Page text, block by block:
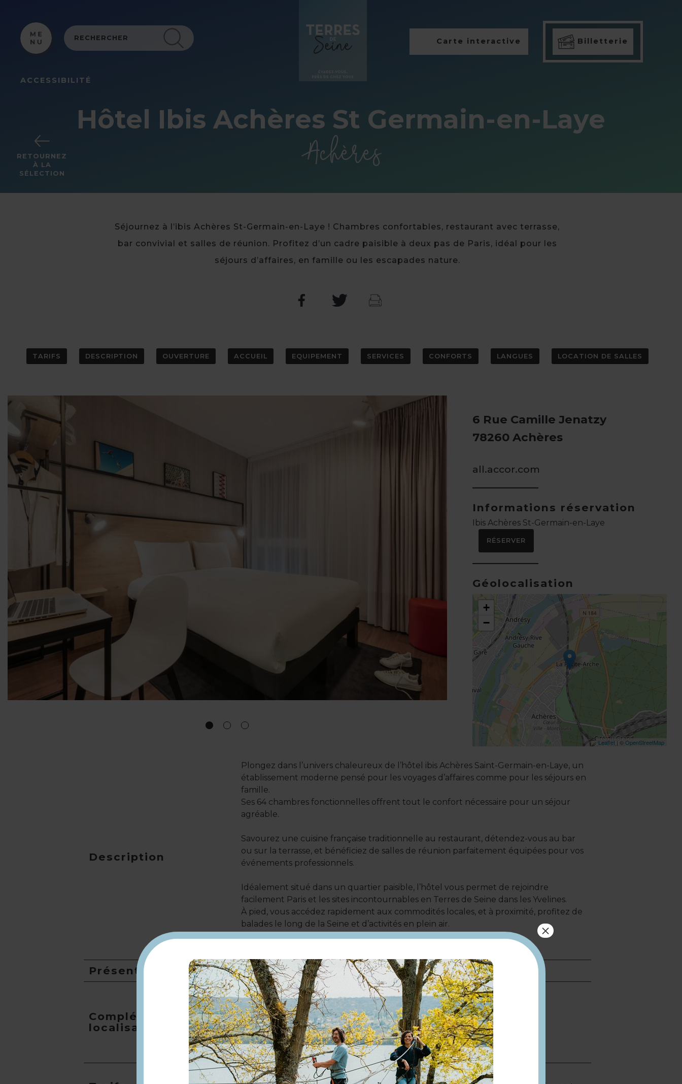
ACCESSIBILITÉ
Carte interactive Billetterie
RETOURNEZ
À LA
SÉLECTION
Hôtel Ibis Achères St Germain-en-Laye
Achères
Séjournez à l’ibis Achères St-Germain-en-Laye ! Chambres confortables, restaurant avec terrasse,
bar convivial et salles de réunion. Profitez d’un cadre paisible à deux pas de Paris, idéal pour les
séjours d’affaires, en famille ou les escapades nature.
TARIFS DESCRIPTION OUVERTURE ACCUEIL EQUIPEMENT SERVICES CONFORTS LANGUES LOCATION DE SALLES
6 Rue Camille Jenatzy
78260 Achères
all.accor.com
Informations réservation
Ibis Achères St-Germain-en-Laye
RÉSERVER
Géolocalisation
+
−
Leaflet | ©OpenStreetMap
Description
Plongez dans l’univers chaleureux de l’hôtel ibis Achères Saint-Germain-en-Laye, un
établissement moderne pensé pour les voyages d’affaires comme pour les séjours en
famille.
Ses 64 chambres fonctionnelles offrent tout le confort nécessaire pour un séjour
agréable.
Savourez une cuisine française traditionnelle au restaurant, détendez-vous au bar
ou sur la terrasse, et bénéficiez de salles de réunion parfaitement équipées pour vos
événements professionnels.
Idéalement situé dans un quartier paisible, l’hôtel vous permet de rejoindre
facilement Paris et les sites incontournables en Terres de Seine dans les Yvelines.
À pied, vous accédez rapidement aux commodités locales, et à proximité, profitez de
balades le long de la Seine et d’activités en plein air.
Un lieu parfait pour se détendre, travailler et explorer en toute sérénité.
Présentation
Compléments
localisation
Situé à 600 m de la gare SNCF d'Achères Ville
Centre ville
En ville
Moins de 10 min d'une gare SNCF à pied
×